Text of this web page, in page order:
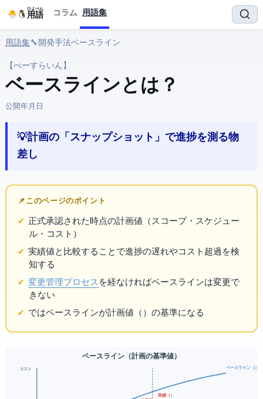
IT用語
ひよぺん コラム 用語集
用語集› 🔧 開発手法 › ベースライン
【べーすらいん】
ベースライン とは？
公開:2026年3月28日
💡 計画の「スナップショット」で進捗を測る物
差し
📌 このページのポイント
正式承認された時点の計画値（スコープ・スケジュー
ル・コスト）
実績値と比較することで進捗の遅れやコスト超過を検
知する
変更管理プロセス を経なければベースラインは変更で
きない
ではベースラインが計画値（PV）の基準になる
ベースライン（計画の基準値）
コスト ベースライン（PV）
実績（AC）